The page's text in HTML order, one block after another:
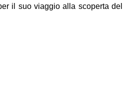
il suo viaggio alla scoperta del